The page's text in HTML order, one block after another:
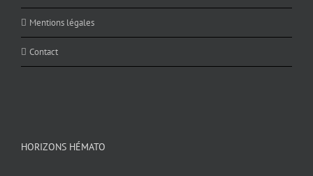
Mentions légales
Contact
HORIZONS HÉMATO